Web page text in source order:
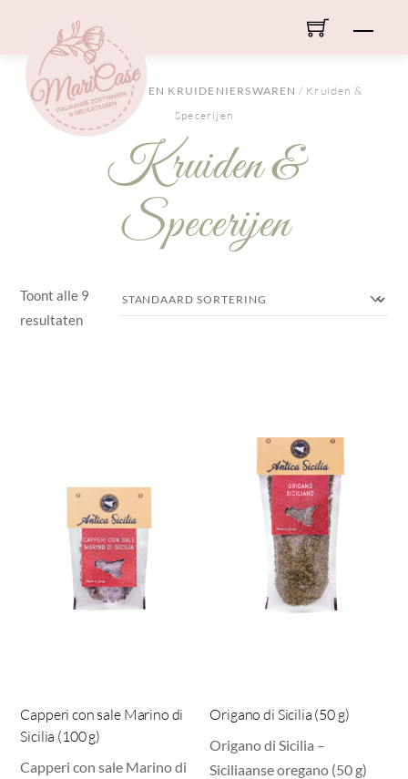
content
HOME/DROOG- EN KRUIDENIERSWAREN / Kruiden &
Specerijen
Kruiden &
Specerijen
Toont alle 9
resultaten
Capperi con sale Marino di
Sicilia (100 g)
Capperi con sale Marino di
Origano di Sicilia (50 g)
Origano di Sicilia –
Siciliaanse oregano (50 g)